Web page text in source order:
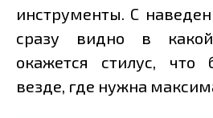
инструменты. С
сразу видно в
окажется стилус, что
везде, где нужна